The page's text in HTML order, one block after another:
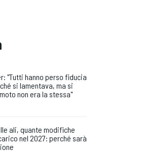
"Tutti hanno perso fiducia
si lamentava, ma si
non era la stessa"
ali, quante modifiche
nel 2027: perché sarà